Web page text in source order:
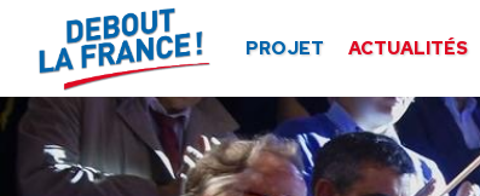
PROJET ACTUALITÉS
Panneau de gestion des cookies